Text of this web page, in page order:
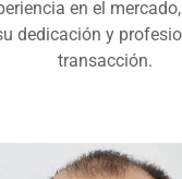
en el
dedicación y
transacción.